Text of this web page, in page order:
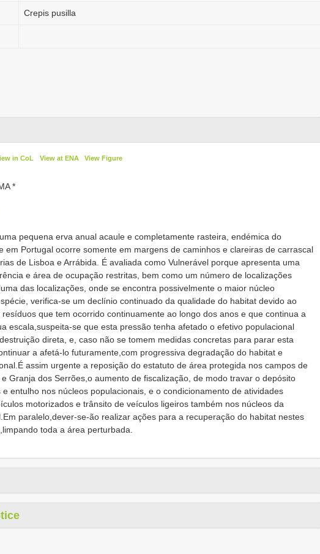
Crepis pusilla
in CoL View at ENA View Figure
*
pequena erva anual acaule e completamente rasteira, endémica do
em Portugal ocorre somente em margens de caminhos e clareiras de carrascal
de Lisboa e Arrábida. É avaliada como Vulnerável porque apresenta uma
e área de ocupação restritas, bem como um número de localizações
das localizações, onde se encontra possivelmente o maior núcleo
verifica-se um declínio continuado da qualidade do habitat devido ao
que tem ocorrido continuamente ao longo dos anos e que continua a
escala,suspeita-se que esta pressão tenha afetado o efetivo populacional
direta, e, caso não se tomem medidas concretas para parar esta
a afetá-lo futuramente,com progressiva degradação do habitat e
assim urgente a reposição do estatuto de área protegida nos campos de
Granja dos Serrões,o aumento de fiscalização, de modo travar o depósito
entulho nos núcleos populacionais, e o condicionamento de atividades
motorizados e trânsito de veículos ligeiros também nos núcleos da
paralelo,dever-se-ão realizar ações para a recuperação do habitat nestes
toda a área perturbada.